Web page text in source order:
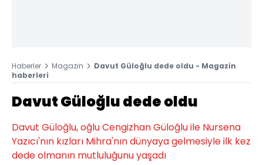
Haberler Magazin
Davut Güloğlu dede oldu - Magazin
haberleri
Davut Güloğlu dede oldu
Davut Güloğlu, oğlu Cengizhan Güloğlu ile Nursena
Yazıcı'nın kızları Mihra'nın dünyaya gelmesiyle ilk kez
dede olmanın mutluluğunu yaşadı